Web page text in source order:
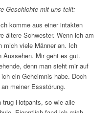
Geschichte mit uns teilt:
komme aus einer intakten
ältere Schwester. Wenn ich am
mich viele Männer an. Ich
Aussehen. Mir geht es gut.
denn man sieht mir auf
ein Geheimnis habe. Doch
meiner Essstörung.
Hotpants, so wie alle